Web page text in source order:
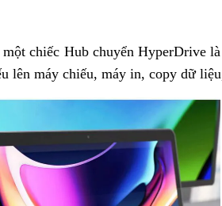
chiếc Hub chuyển HyperDrive là
lên máy chiếu, máy in, copy dữ